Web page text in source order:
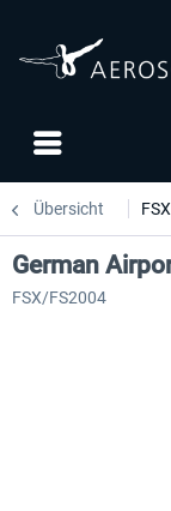
Übersicht
German
FSX/FS2004